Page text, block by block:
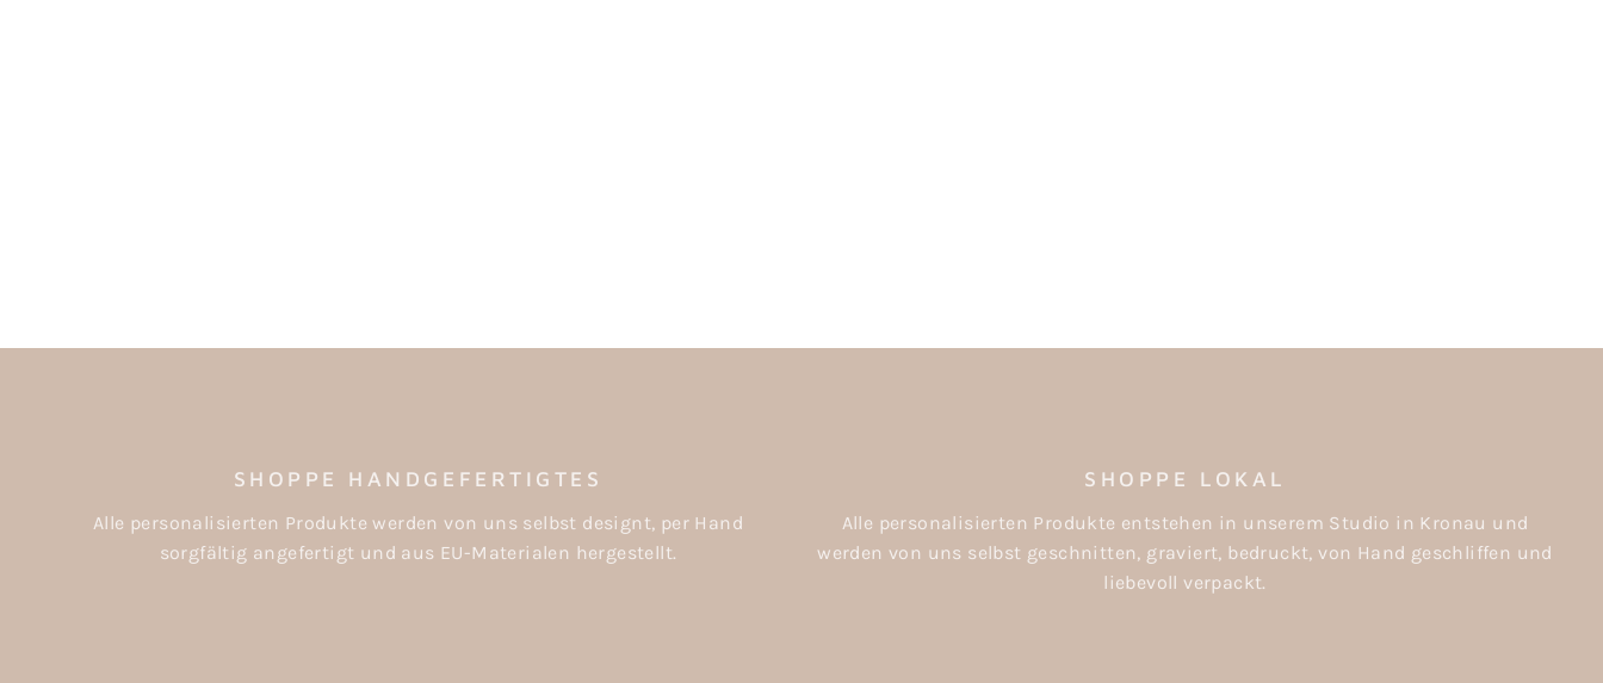
SHOPPE HANDGEFERTIGTES
Alle personalisierten Produkte werden von uns selbst designt, per Hand
sorgfältig angefertigt und aus EU-Materialen hergestellt.
SHOPPE LOKAL
Alle personalisierten Produkte entstehen in unserem Studio in Kronau und
werden von uns selbst geschnitten, graviert, bedruckt, von Hand geschliffen und
liebevoll verpackt.